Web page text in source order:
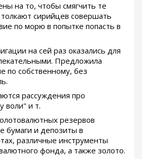
на то, чтобы смягчить те
сирийцев совершать
по морю в попытке попасть в
на сей раз оказались для
Предложила
по собственному, без
рассуждения про
воли" и т.
резервов
бумаги и депозиты в
различные инструменты
фонда, а также золото.